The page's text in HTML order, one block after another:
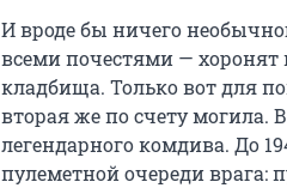
И вроде бы ничего
всеми почестями — хоронят
кладбища. Только вот для
вторая же по счету могила.
легендарного комдива. До
пулеметной очереди врага: